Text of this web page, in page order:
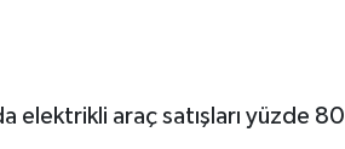
elektrikli araç satışları yüzde 80